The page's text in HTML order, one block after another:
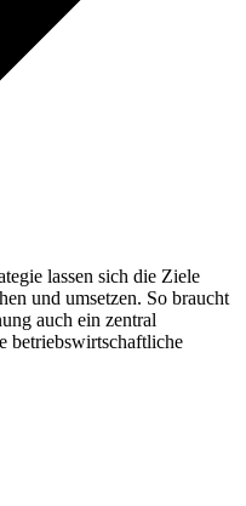
lassen sich die Ziele
und umsetzen. So braucht
auch ein zentral
betriebswirtschaftliche